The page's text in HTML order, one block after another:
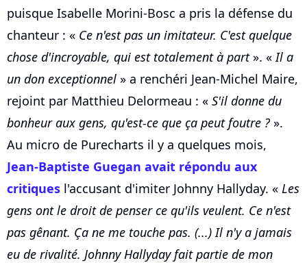
puisque Isabelle Morini-Bosc a pris la défense du
chanteur : « Ce n'est pas un imitateur. C'est quelque
chose d'incroyable, qui est totalement à part». «Il a
un don exceptionnel » a renchéri Jean-Michel Maire,
rejoint par Matthieu Delormeau : « S'il donne du
bonheur aux gens, qu'est-ce que ça peut foutre ?».
Au micro de Purecharts il y a quelques mois,
Jean-Baptiste Guegan avait répondu aux
critiques l'accusant d'imiter Johnny Hallyday. « Les
gens ont le droit de penser ce qu'ils veulent. Ce n'est
pas gênant. Ça ne me touche pas. (...) Il n'y a jamais
eu de rivalité. Johnny Hallyday fait partie de mon